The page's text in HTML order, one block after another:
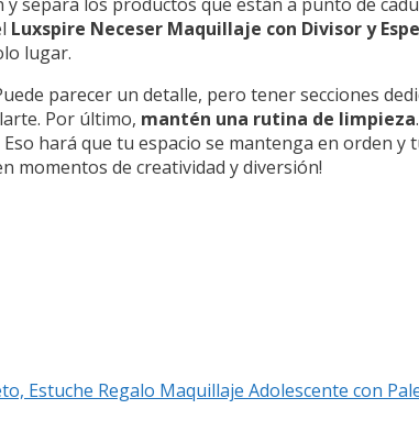
Luxspire Neceser Maquillaje con Divisor y
lugar.
parecer un detalle, pero tener secciones
Por último, mantén una rutina de limpieza
hará que tu espacio se mantenga en orden y
momentos de creatividad y diversión!
Estuche Regalo Maquillaje Adolescente con